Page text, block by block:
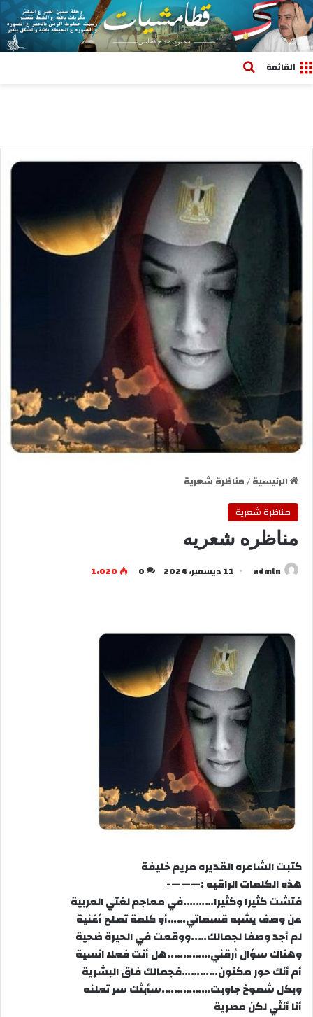
القائمة
الرئيسية/مناظرة شعرية
مناظرة شعرية
مناظره شعريه
admln 11 ديسمبر، 2024 0 1٬020
كتبت الشاعره القديره مريم خليفة
هذه الكلمات الراقيه :———-
فتشت كثيرا وكثيرا……….في معاجم لغتي العربية
عن وصف يشبه قسماتي……أو كلمة تصلح أغنية
لم أجد وصفا لجمالك…..ووقعت في الحيرة ضحية
وهناك سؤال أرقني…………..هل أنت فعلا انسية
أم أنك حور مكنون…………فجمالك فاق البشرية
وبكل شموخ جاوبت…………….سأبثك سر تعلنه
أنا أنثي لكن مصرية